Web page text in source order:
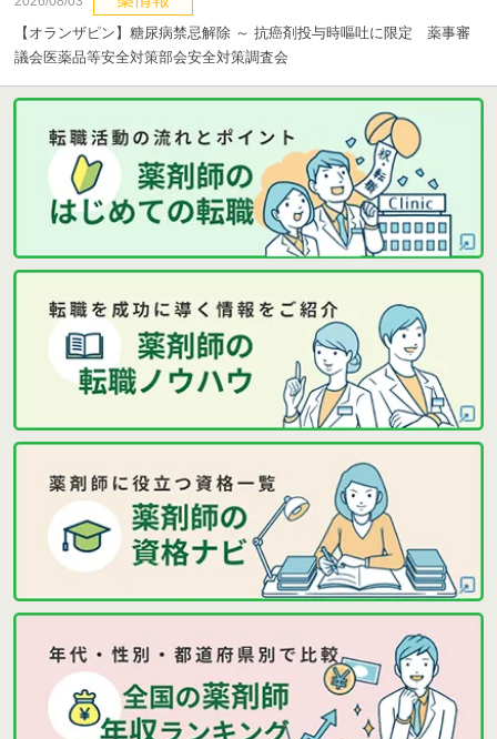
【オランザピン】糖尿病禁忌解除 ～ 抗癌剤投与時嘔吐に限定 薬事審
議会医薬品等安全対策部会安全対策調査会